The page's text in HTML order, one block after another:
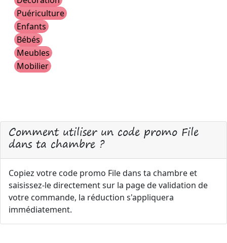
Puériculture
Enfants
Bébés
Meubles
Mobilier
Comment utiliser un code promo File
dans ta chambre ?
Copiez votre code promo File dans ta chambre et
saisissez-le directement sur la page de validation de
votre commande, la réduction s'appliquera
immédiatement.